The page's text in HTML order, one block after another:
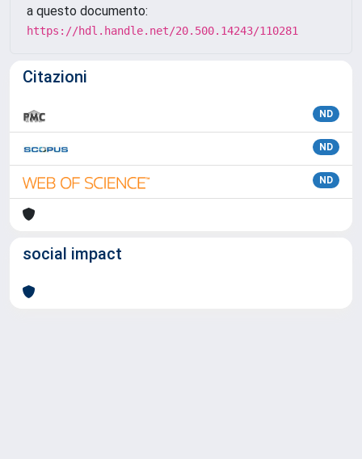
a questo documento:
https://hdl.handle.net/20.500.14243/110281
Citazioni
ND
ND
ND
social impact